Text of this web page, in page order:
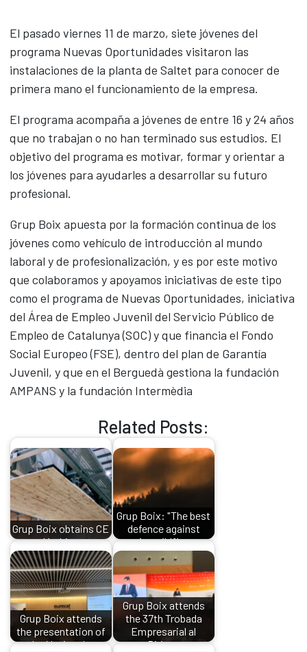
Biomass
Packaging
Road Safety
CLT panels
Contact
News
El pasado viernes 11 de marzo, siete jóvenes del
programa Nuevas Oportunidades visitaron las
instalaciones de la planta de Saltet para conocer de
primera mano el funcionamiento de la empresa.
El programa acompaña a jóvenes de entre 16 y 24 años
que no trabajan o no han terminado sus estudios. El
objetivo del programa es motivar, formar y orientar a
los jóvenes para ayudarles a desarrollar su futuro
profesional.
Grup Boix apuesta por la formación continua de los
jóvenes como vehículo de introducción al mundo
laboral y de profesionalización, y es por este motivo
que colaboramos y apoyamos iniciativas de este tipo
como el programa de Nuevas Oportunidades, iniciativa
del Área de Empleo Juvenil del Servicio Público de
Empleo de Catalunya (SOC) y que financia el Fondo
Social Europeo (FSE), dentro del plan de Garantía
Juvenil, y que en el Berguedà gestiona la fundación
AMPANS y la fundación Intermèdia
Related Posts:
Grup Boix obtains CE
Marking
Grup Boix: "The best
defence against
major wildfires…
Grup Boix attends
the presentation of
the National…
Grup Boix attends
the 37th Trobada
Empresarial al
Pirineu